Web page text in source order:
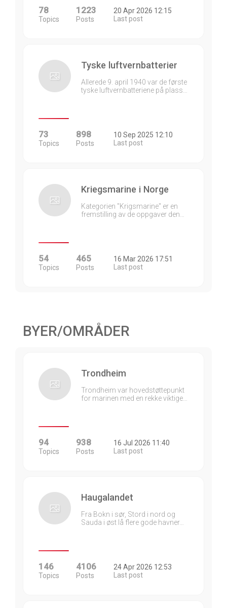
78
Topics
1223
Posts
20 Apr 2026 12:15
Last post
Tyske luftvernbatterier
Allerede 9. april 1940 var de første
tyske luftvernbatteriene på plass…
73
Topics
898
Posts
10 Sep 2025 12:10
Last post
Kriegsmarine i Norge
Kategorien "Krigsmarine" er en
fremstilling av de oppgaver den…
54
Topics
465
Posts
16 Mar 2026 17:51
Last post
BYER/OMRÅDER
Trondheim
Trondheim var hovedstøttepunkt
for marinen med en rekke viktige…
94
Topics
938
Posts
16 Jul 2026 11:40
Last post
Haugalandet
Fra Bokn i sør, Stord i nord og
Sauda i øst lå flere gode havner…
146
Topics
4106
Posts
24 Apr 2026 12:53
Last post